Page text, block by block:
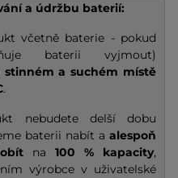
a údržbu baterií:
včetně baterie - pokud
baterii vyjmout)
stinném a suchém místě
.
nebudete delší dobu
baterii nabít a alespoň
na 100 % kapacity,
výrobce v uživatelské